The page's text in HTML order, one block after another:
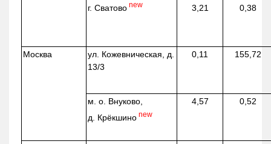
г. Сватово new 3,21 0,38
Москва ул. Кожевническая, д.
13/3
0,11 155,72
м. о. Внуково,
д. Крёкшино new
4,57 0,52